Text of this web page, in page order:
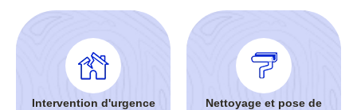
Intervention d'urgence
Nettoyage et pose de